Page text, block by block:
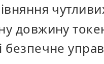
довжину
безпечне